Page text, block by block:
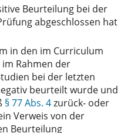
Beurteilung bei der
abgeschlossen hat
in den im Curriculum
Rahmen der
bei der letzten
beurteilt wurde und
§ 77 Abs. 4zurück- oder
Verweis von der
Beurteilung